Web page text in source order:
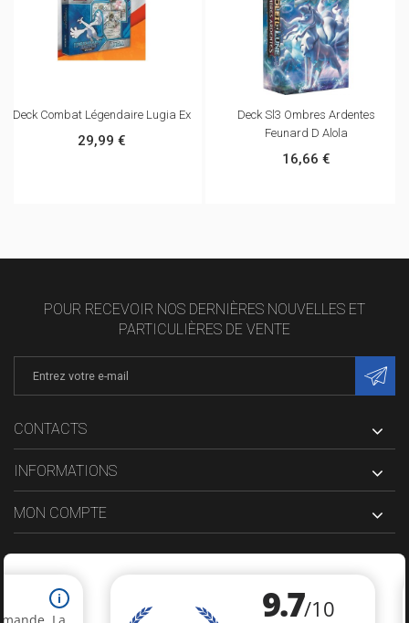
Deck Combat Légendaire Lugia Ex
29,99 €
Deck Sl3 Ombres Ardentes
Feunard D Alola
16,66 €
POUR RECEVOIR NOS DERNIÈRES NOUVELLES ET
PARTICULIÈRES DE VENTE
CONTACTS
INFORMATIONS
MON COMPTE